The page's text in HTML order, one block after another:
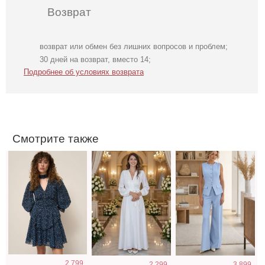
Возврат
возврат или обмен без лишних вопросов и проблем;
30 дней на возврат, вместо 14;
Подробнее об условиях возврата
Смотрите также
Легкое
шифоновое
короткое платье
Длинное белое
вечернее платье
на запах для
Классические
Свадебное
Светлое бежевое